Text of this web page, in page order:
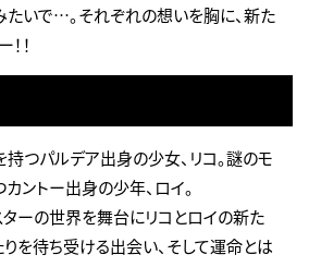
いで…。それぞれの想いを胸に、新た
！
つパルデア出身の少女、リコ。謎のモ
ントー出身の少年、ロイ。
ーの世界を舞台にリコとロイの新た
を待ち受ける出会い、そして運命とは